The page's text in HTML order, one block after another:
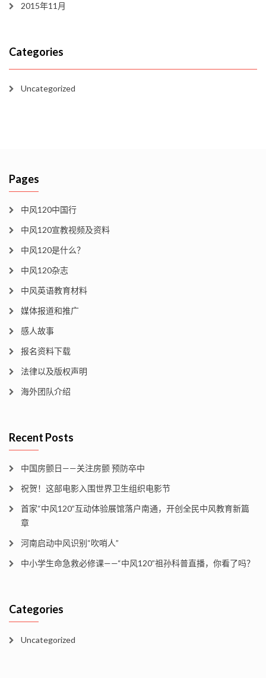
2015年11月
Categories
Uncategorized
Pages
中风120中国行
中风120宣教视频及资料
中风120是什么？
中风120杂志
中风英语教育材料
媒体报道和推广
感人故事
报名资料下载
法律以及版权声明
海外团队介绍
Recent Posts
中国房颤日——关注房颤 预防卒中
祝贺！这部电影入围世界卫生组织电影节
首家“中风120”互动体验展馆落户南通，开创全民中风教育新篇
章
河南启动中风识别“吹哨人”
中小学生命急救必修课——“中风120”祖孙科普直播，你看了吗？
Categories
Uncategorized